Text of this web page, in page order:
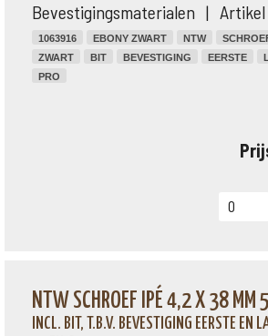
Bevestigingsmaterialen | Artikel
1063916 EBONY ZWART NTW
ZWART
BIT BEVESTIGING EERSTE
PRO
NTW SCHROEF IPÉ 4,2 X 38 MM
INCL. BIT, T.B.V. BEVESTIGING EERSTE EN